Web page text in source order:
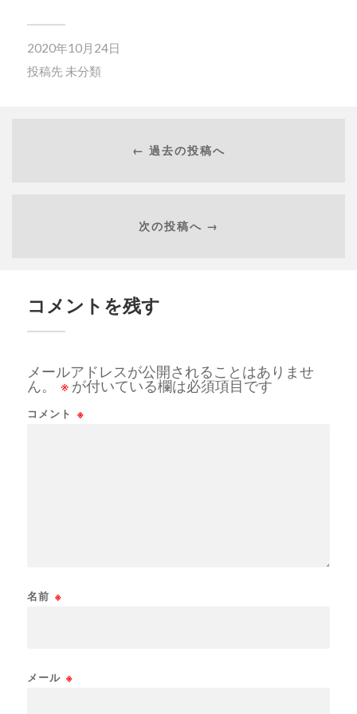
2020年10月24日
投稿先 未分類
← 過去の投稿へ
次の投稿へ →
コメントを残す
メールアドレスが公開されることはありませ
ん。
※ が付いている欄は必須項目です
コメント ※
名前 ※
メール ※